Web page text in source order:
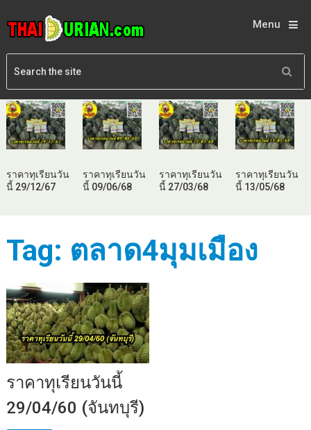
Menu
ราคาทุเรียนวัน
นี้ 29/12/67
ราคาทุเรียนวัน
นี้ 09/06/68
ราคาทุเรียนวัน
นี้ 27/03/68
ราคาทุเรียนวัน
นี้ 13/05/68
Tag: ตลาด4มุมเมือง
ราคาทุเรียนวันนี้
29/04/60 (จันทบุรี)